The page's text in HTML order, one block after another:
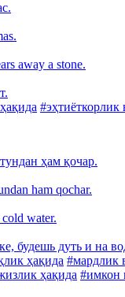
away a stone.
#эҳтиёткорлик
ҳам қочар.
ham qochar.
water.
будешь дуть и на
ҳақида #мардлик
ҳақида #имкон